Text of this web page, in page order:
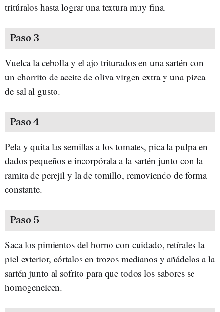
tritúralos hasta lograr una textura muy fina.
Paso 3
Vuelca la cebolla y el ajo triturados en una sartén con
un chorrito de aceite de oliva virgen extra y una pizca
de sal al gusto.
Paso 4
Pela y quita las semillas a los tomates, pica la pulpa en
dados pequeños e incorpórala a la sartén junto con la
ramita de perejil y la de tomillo, removiendo de forma
constante.
Paso 5
Saca los pimientos del horno con cuidado, retírales la
piel exterior, córtalos en trozos medianos y añádelos a la
sartén junto al sofrito para que todos los sabores se
homogeneicen.